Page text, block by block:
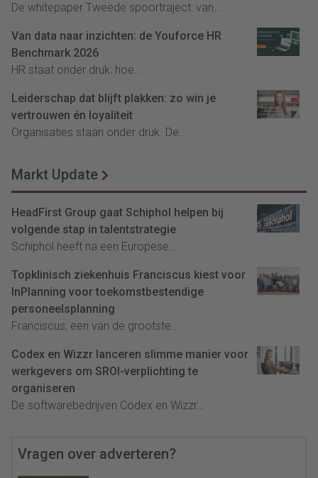
De whitepaper Tweede spoortraject: van...
Van data naar inzichten: de Youforce HR
Benchmark 2026
HR staat onder druk: hoe...
Leiderschap dat blijft plakken: zo win je
vertrouwen én loyaliteit
Organisaties staan onder druk. De...
Markt Update
HeadFirst Group gaat Schiphol helpen bij
volgende stap in talentstrategie
Schiphol heeft na een Europese...
Topklinisch ziekenhuis Franciscus kiest voor
InPlanning voor toekomstbestendige
personeelsplanning
Franciscus, een van de grootste...
Codex en Wizzr lanceren slimme manier voor
werkgevers om SROI-verplichting te
organiseren
De softwarebedrijven Codex en Wizzr...
Vragen over adverteren?